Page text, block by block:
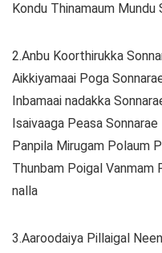
Kondu Thinamaum
2.Anbu Koorthirukka
Aikkiyamaai Poga
Inbamaai nadakka
Isaivaaga Peasa Sonnarae
Panpila Mirugam Polaum
Thunbam Poigal Vanmam
nalla
3.Aaroodaiya Pillaigal